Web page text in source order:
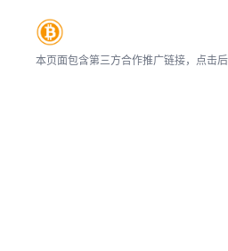
本页面包含第三方合作推广链接，点击